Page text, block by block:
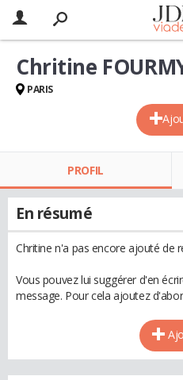
Chritine
PARIS
PROFIL
En résumé
Chritine n'a pas encore ajouté de
Vous pouvez lui suggérer d'en
message. Pour cela ajoutez